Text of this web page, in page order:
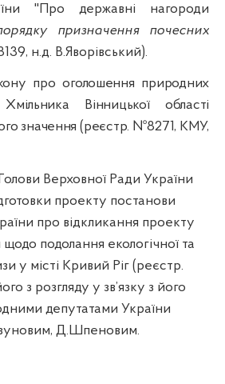
"Про державні нагороди
призначення почесних
н.д. В.Яворівський).
про оголошення природних
Вінницької області
значення (реєстр. №8271, КМУ,
Верховної Ради України
проекту постанови
про відкликання проекту
подолання екологічної та
у місті Кривий Ріг (реєстр.
з розгляду у зв’язку з його
депутатами України
Д.Шпеновим.